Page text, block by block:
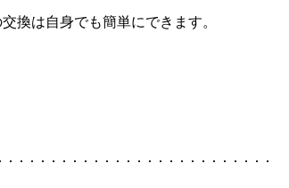
換は自身でも簡単にできます。